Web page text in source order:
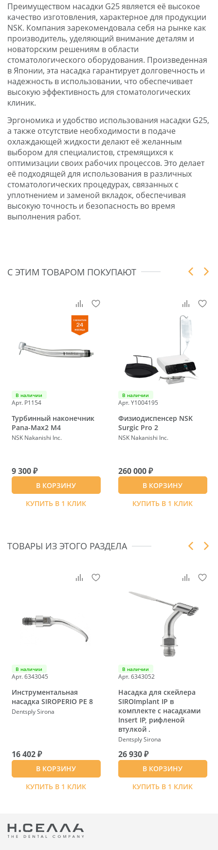
Преимуществом насадки G25 является её высокое
качество изготовления, характерное для продукции
NSK. Компания зарекомендовала себя на рынке как
производитель, уделяющий внимание деталям и
новаторским решениям в области
стоматологического оборудования. Произведенная
в Японии, эта насадка гарантирует долговечность и
надежность в использовании, что обеспечивает
высокую эффективность для стоматологических
клиник.
Эргономика и удобство использования насадки G25,
а также отсутствие необходимости в подаче
охлаждающей жидкости делают её желанным
выбором для специалистов, стремящихся к
оптимизации своих рабочих процессов. Это делает
её подходящей для использования в различных
стоматологических процедурах, связанных с
уплотнением и заменой вкладок, обеспечивая
высокую точность и безопасность во время
выполнения работ.
С ЭТИМ ТОВАРОМ ПОКУПАЮТ
В наличии
Арт. P1154
Турбинный наконечник
Pana-Max2 M4
NSK Nakanishi Inc.
9 300 ₽
В КОРЗИНУ
КУПИТЬ В 1 КЛИК
В наличии
Арт. Y1004195
Физиодиспенсер NSK
Surgic Pro 2
NSK Nakanishi Inc.
260 000 ₽
В КОРЗИНУ
КУПИТЬ В 1 КЛИК
ТОВАРЫ ИЗ ЭТОГО РАЗДЕЛА
В наличии
Арт. 6343045
Инструментальная
насадка SIROPERIO PE 8
Dentsply Sirona
16 402 ₽
В КОРЗИНУ
КУПИТЬ В 1 КЛИК
В наличии
Арт. 6343052
Насадка для скейлера
SIROImplant IP в
комплекте с насадками
Insert IP, рифленой
втулкой .
Dentsply Sirona
26 930 ₽
В КОРЗИНУ
КУПИТЬ В 1 КЛИК